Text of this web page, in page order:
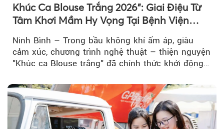
Khúc Ca Blouse Trắng 2026": Giai Điệu Từ
Tâm Khơi Mầm Hy Vọng Tại Bệnh Viện
Ninh Bình – Trong bầu không khí ấm áp, giàu
cảm xúc, chương trình nghệ thuật – thiện nguyện
"Khúc ca Blouse trắng" đã chính thức khởi động